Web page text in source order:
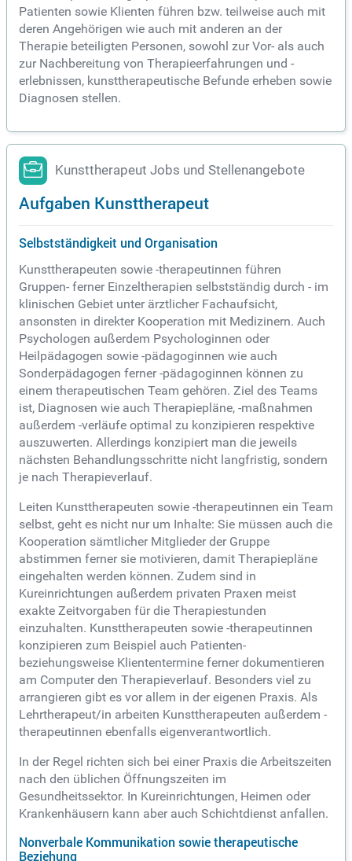
Patienten sowie Klienten führen bzw. teilweise auch mit
deren Angehörigen wie auch mit anderen an der
Therapie beteiligten Personen, sowohl zur Vor- als auch
zur Nachbereitung von Therapieerfahrungen und -
erlebnissen, kunsttherapeutische Befunde erheben sowie
Diagnosen stellen.
Kunsttherapeut Jobs und Stellenangebote
Aufgaben Kunsttherapeut
Selbstständigkeit und Organisation
Kunsttherapeuten sowie -therapeutinnen führen
Gruppen- ferner Einzeltherapien selbstständig durch - im
klinischen Gebiet unter ärztlicher Fachaufsicht,
ansonsten in direkter Kooperation mit Medizinern. Auch
Psychologen außerdem Psychologinnen oder
Heilpädagogen sowie -pädagoginnen wie auch
Sonderpädagogen ferner -pädagoginnen können zu
einem therapeutischen Team gehören. Ziel des Teams
ist, Diagnosen wie auch Therapiepläne, -maßnahmen
außerdem -verläufe optimal zu konzipieren respektive
auszuwerten. Allerdings konzipiert man die jeweils
nächsten Behandlungsschritte nicht langfristig, sondern
je nach Therapieverlauf.
Leiten Kunsttherapeuten sowie -therapeutinnen ein Team
selbst, geht es nicht nur um Inhalte: Sie müssen auch die
Kooperation sämtlicher Mitglieder der Gruppe
abstimmen ferner sie motivieren, damit Therapiepläne
eingehalten werden können. Zudem sind in
Kureinrichtungen außerdem privaten Praxen meist
exakte Zeitvorgaben für die Therapiestunden
einzuhalten. Kunsttherapeuten sowie -therapeutinnen
konzipieren zum Beispiel auch Patienten-
beziehungsweise Kliententermine ferner dokumentieren
am Computer den Therapieverlauf. Besonders viel zu
arrangieren gibt es vor allem in der eigenen Praxis. Als
Lehrtherapeut/in arbeiten Kunsttherapeuten außerdem -
therapeutinnen ebenfalls eigenverantwortlich.
In der Regel richten sich bei einer Praxis die Arbeitszeiten
nach den üblichen Öffnungszeiten im
Gesundheitssektor. In Kureinrichtungen, Heimen oder
Krankenhäusern kann aber auch Schichtdienst anfallen.
Nonverbale Kommunikation sowie therapeutische
Beziehung